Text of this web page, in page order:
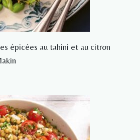
épicées au tahini et au citron